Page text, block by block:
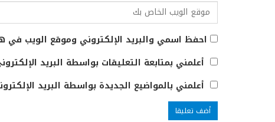
احفظ اسمي والبريد الإلكتروني وموقع الويب في
أعلمني بمتابعة التعليقات بواسطة البريد
أعلمني بالمواضيع الجديدة بواسطة البريد